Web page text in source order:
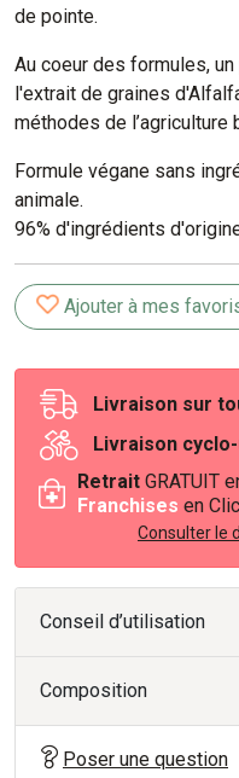
de pointe.
Au coeur des formules,
l'extrait de graines
méthodes de l’agriculture
Formule végane sans
animale.
96% d'ingrédients
Ajouter à mes
Livraison sur
Livraison
Retrait GRATUIT
Franchises en
Consulter le
Conseil d’utilisation
Composition
Poser une question